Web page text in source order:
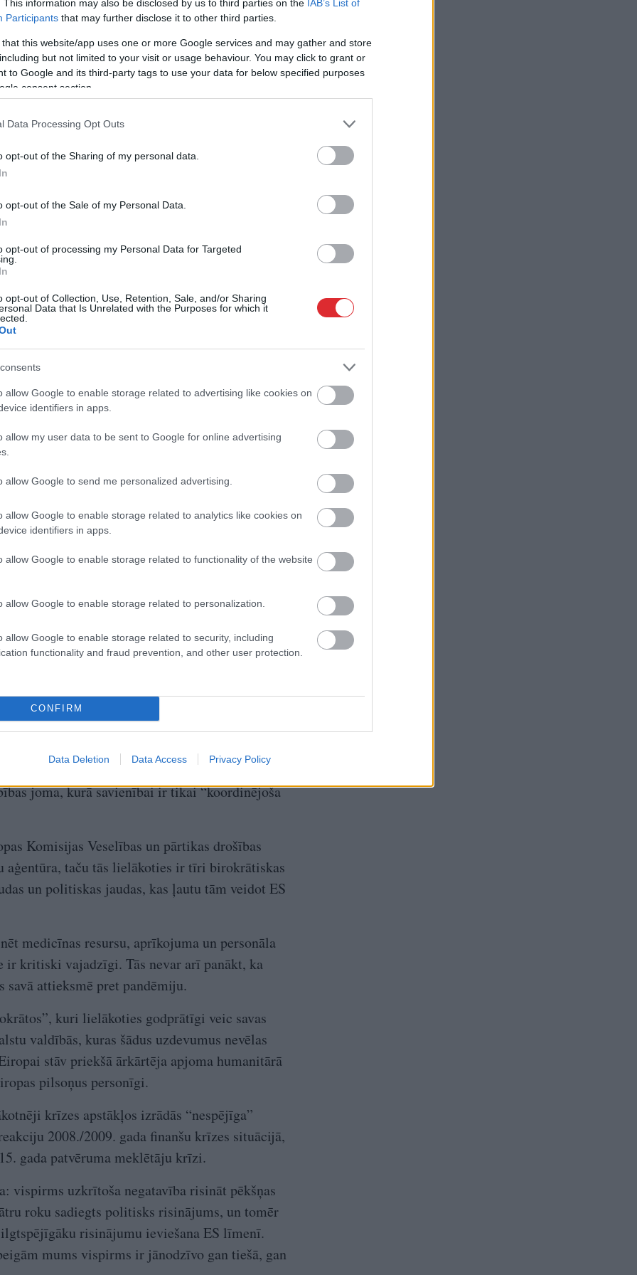
This information may also be disclosed by us to third parties on the IAB’s List of
Participants that may further disclose it to other third parties.
that this website/app uses one or more Google services and may gather and store
but not limited to your visit or usage behaviour. You may click to grant or
to Google and its third-party tags to use your data for below specified purposes
consent section.
Data Processing Opt Outs
opt-out of the Sharing of my personal data.
opt-out of the Sale of my Personal Data.
opt-out of processing my Personal Data for Targeted
opt-out of Collection, Use, Retention, Sale, and/or Sharing
Data that Is Unrelated with the Purposes for which it
allow Google to enable storage related to advertising like cookies on
identifiers in apps.
allow my user data to be sent to Google for online advertising
allow Google to send me personalized advertising.
allow Google to enable storage related to analytics like cookies on
identifiers in apps.
allow Google to enable storage related to functionality of the website
allow Google to enable storage related to personalization.
allow Google to enable storage related to security, including
functionality and fraud prevention, and other user protection.
CONFIRM
Data Deletion Data Access Privacy Policy
neļauj šķērsot Poliju? Kur tā ir, kad
citas ES dalībvalstis nespēj palīdzēt pat
ķīnieši?
ekonomisko seku pārvarēšanā, ja
cik vienotu pieeju ugunsgrēka dzēšanai –
komandantstunda, bet turpat kaimiņos vēl
Bērzciema
brīvprātīgie
palīgā
uzdod tie paši cilvēki, kas citkārt ļoti mīl
un valstu suverenitātes ignorēšanā.
prasa godīgu atbildi. No tās ir atkarīga
aprūpe nav nedz ES ekskluzīvā, nedz dalītā
joma, kurā savienībai ir tikai “koordinējoša
Komisijas Veselības un pārtikas drošības
aģentūra, taču tās lielākoties ir tīri birokrātiskas
un politiskas jaudas, kas ļautu tām veidot ES
medicīnas resursu, aprīkojuma un personāla
kritiski vajadzīgi. Tās nevar arī panākt, ka
attieksmē pret pandēmiju.
kuri lielākoties godprātīgi veic savas
valdībās, kuras šādus uzdevumus nevēlas
stāv priekšā ārkārtēja apjoma humanitārā
pilsoņus personīgi.
krīzes apstākļos izrādās “nespējīga”
2008./2009. gada finanšu krīzes situācijā,
gada patvēruma meklētāju krīzi.
vispirms uzkrītoša negatavība risināt pēkšņas
roku sadiegts politisks risinājums, un tomēr
risinājumu ieviešana ES līmenī.
mums vispirms ir jānodzīvo gan tiešā, gan